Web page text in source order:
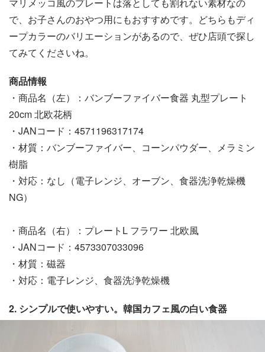
で、お子さんのおやつ用にもおすすめです。どちらもディ
ープカラーのバリエーションがあるので、ぜひ店頭で探し
てみてくださいね。
商品情報
・商品名（左）：バンブーファイバー食器 丸型プレート
20cm 北欧花柄
・JANコード：4571196317174
・材質：バンブーファイバー、コーンパウダー、メラミン
樹脂
・対応：なし（電子レンジ、オーブン、食器洗浄乾燥機
NG）
・商品名（右）：プレートL フラワー 北欧風
・JANコード：4573307033096
・材質：磁器
・対応：電子レンジ、食器洗浄乾燥機
2. シンプルで使いやすい。韓国カフェ風の白い食器